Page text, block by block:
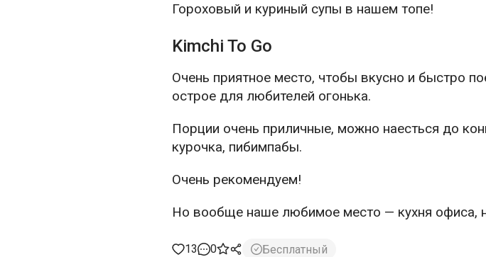
Гороховый и куриный супы в нашем топе!
Kimchi To Go
Очень приятное место, чтобы вкусно и быстро
острое для любителей огонька.
Порции очень приличные, можно наесться до
курочка, пибимпабы.
Очень рекомендуем!
Но вообще наше любимое место — кухня офиса,
13 0 Бесплатный